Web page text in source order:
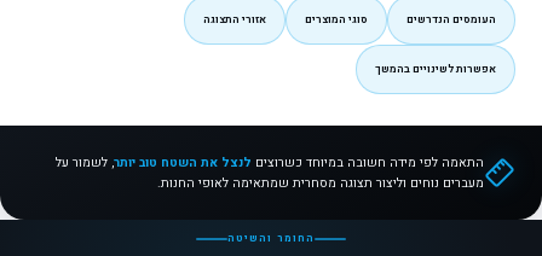
העומסים הנדרשים סוגי המוצרים אזורי התצוגה
אפשרות לשינויים בהמשך
התאמה לפי מידה חשובה במיוחד כשרוצים לנצל את השטח טוב יותר, לשמור על
מעברים נוחים וליצור תצוגה מסחרית שמתאימה לאופי החנות.
החומר והשיטה